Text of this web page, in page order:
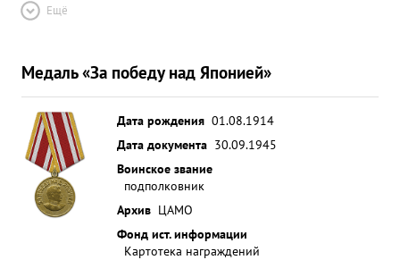
Ещё
Медаль «За победу над Японией»
Дата рождения 01.08.1914
Дата документа 30.09.1945
Воинское звание
подполковник
Архив ЦАМО
Фонд ист. информации
Картотека награждений